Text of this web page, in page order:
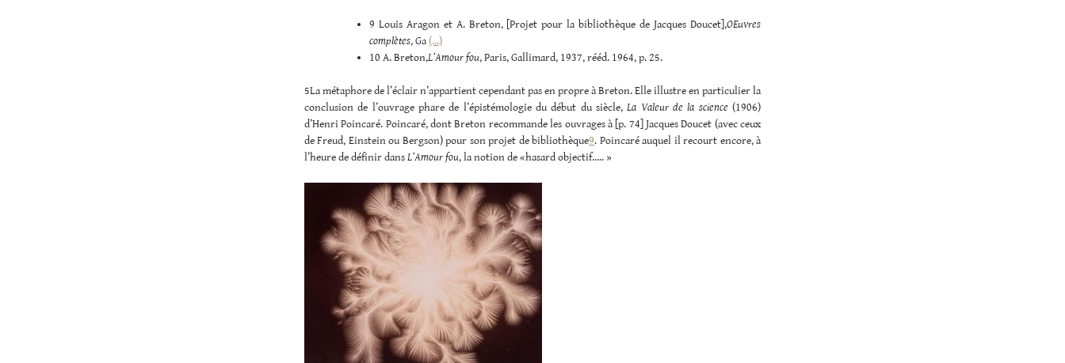
9 Louis Aragon et A. Breton, [Projet pour la bibliothèque de Jacques Doucet],OEuvres
complètes, Ga (…)
10 A. Breton,L’Amour fou, Paris, Gallimard, 1937, rééd. 1964, p. 25.
5La métaphore de l’éclair n’appartient cependant pas en propre à Breton. Elle illustre en particulier la
conclusion de l’ouvrage phare de l’épistémologie du début du siècle,La Valeur de la science (1906)
d’Henri Poincaré. Poincaré, dont Breton recommande les ouvrages à [p. 74] Jacques Doucet (avec ceux
de Freud, Einstein ou Bergson) pour son projet de bibliothèque9. Poincaré auquel il recourt encore, à
l’heure de définir dansL’Amour fou, la notion de «hasard objectif….. »